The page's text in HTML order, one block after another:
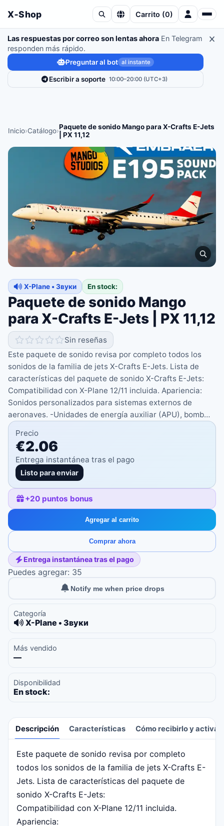
X‑Shop Carrito (0)
Las respuestas por correo son lentas ahora En Telegram
responden más rápido.
Preguntar al bot al instante
Escribir a soporte 10:00–20:00 (UTC+3)
Inicio›Catálogo›Paquete de sonido Mango para X-Crafts E-Jets
| PX 11,12
X-Plane • Звуки En stock:
Paquete de sonido Mango
para X-Crafts E-Jets | PX 11,12
Sin reseñas
Este paquete de sonido revisa por completo todos los
sonidos de la familia de jets X-Crafts E-Jets. Lista de
características del paquete de sonido X-Crafts E-Jets:
Compatibilidad con X-Plane 12/11 incluida. Apariencia:
Sonidos personalizados para sistemas externos de
aeronaves. -Unidades de energía auxiliar (APU), bomb…
Precio
€2.06
Entrega instantánea tras el pago
Listo para enviar
+20 puntos bonus
Agregar al carrito
Comprar ahora
Entrega instantánea tras el pago
Puedes agregar: 35
Notify me when price drops
Categoría
X-Plane • Звуки
Más vendido
—
Disponibilidad
En stock:
Descripción Características Cómo recibirlo y
Descripción
Este paquete de sonido revisa por completo
todos los sonidos de la familia de jets X-Crafts E-
Jets. Lista de características del paquete de
sonido X-Crafts E-Jets:
Compatibilidad con X-Plane 12/11 incluida.
Apariencia: